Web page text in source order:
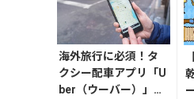
海外旅行に必須！タ
クシー配車アプリ「U
ber（ウーバー）」の